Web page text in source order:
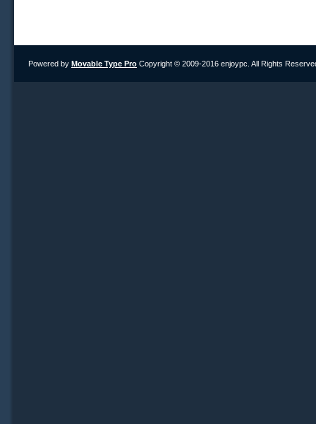
Powered by Movable Type Pro Copyright © 2009-2016 enjoypc. All Rights